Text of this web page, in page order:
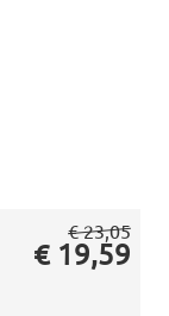
€ 23,05
€ 19,59